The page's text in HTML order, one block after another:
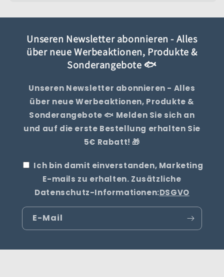
Unseren Newsletter abonnieren - Alles
über neue Werbeaktionen, Produkte &
Sonderangebote 🐟
Unseren Newsletter abonnieren - Alles
über neue Werbeaktionen, Produkte &
Sonderangebote 🐟 Melden Sie sich an
und auf die erste Bestellung erhalten Sie
5€ Rabatt! 🎁
Ich bin damit einverstanden, Marketing
E-mails zu erhalten. Zusätzliche
Datenschutz-Informationen:DSGVO
E-Mail